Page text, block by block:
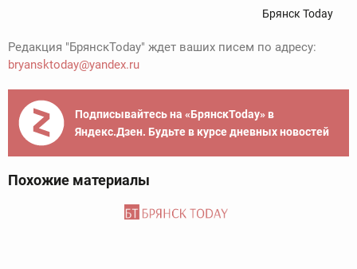
Брянск Today
Редакция "БрянскToday" ждет ваших писем по адресу:
bryansktoday@yandex.ru
Подписывайтесь на «БрянскToday» в
Яндекс.Дзен. Будьте в курсе дневных новостей
Похожие материалы